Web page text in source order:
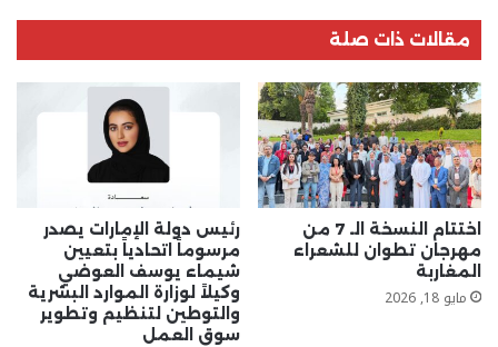
جهود
الإمارة
في
دعم
لغة
الضاد
وتمكينها
عالمياً
في
"وارسو
الدولي
للكتاب"
مقالات ذات صلة
اختتام النسخة الـ 7 من
مهرجان تطوان للشعراء
المغاربة
مايو 18, 2026
رئيس دولة الإمارات يصدر
مرسوماً اتحادياً بتعيين
شيماء يوسف العوضي
وكيلاً لوزارة الموارد البشرية
والتوطين لتنظيم وتطوير
سوق العمل